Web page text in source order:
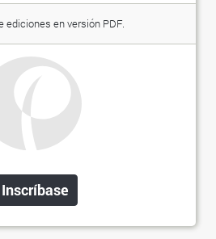
ediciones en versión PDF.
Inscríbase